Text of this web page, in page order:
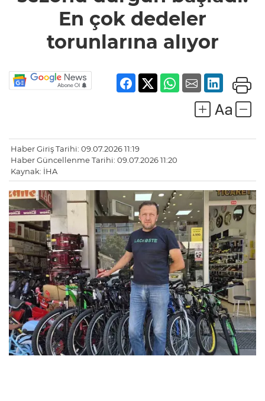
torunlarına
alıyor
En çok dedeler
torunlarına alıyor
Haber Giriş Tarihi: 09.07.2026 11:19
Haber Güncellenme Tarihi: 09.07.2026 11:20
Kaynak: İHA